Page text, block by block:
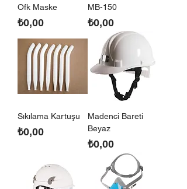
Ofk Maske
Fiyat
₺0,00
MB-150
Fiyat
₺0,00
Sıkılama Kartuşu
Fiyat
₺0,00
Madenci Bareti
Beyaz
Fiyat
₺0,00